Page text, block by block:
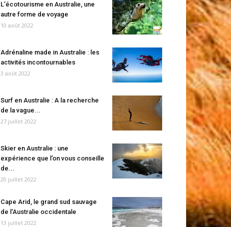
L’écotourisme en Australie, une
autre forme de voyage
10 août 2022
Adrénaline made in Australie : les
activités incontournables
3 août 2022
Surf en Australie : A la recherche
de la vague...
27 juillet 2022
Skier en Australie : une
expérience que l’on vous conseille
de...
20 juillet 2022
Cape Arid, le grand sud sauvage
de l’Australie occidentale
13 juillet 2022